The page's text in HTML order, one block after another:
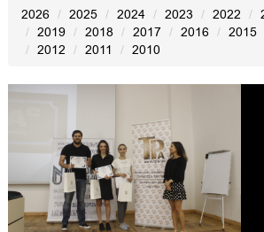
2026 2025 2024 2023 2022
2019
2018 2017 2016 2015
2012
2011 2010